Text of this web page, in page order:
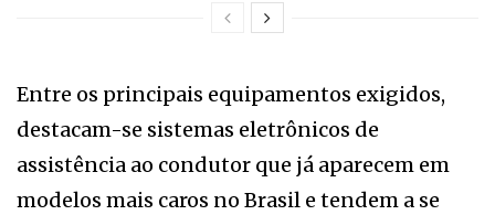
Entre os principais equipamentos exigidos,
destacam-se sistemas eletrônicos de
assistência ao condutor que já aparecem em
modelos mais caros no Brasil e tendem a se